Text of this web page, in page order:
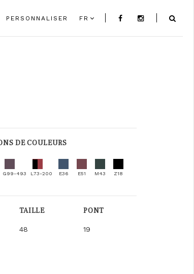
PERSONNALISER FR
DE COULEURS
G99-493 L73-200 E36 E51 M43 Z18
TAILLE
48
PONT
19